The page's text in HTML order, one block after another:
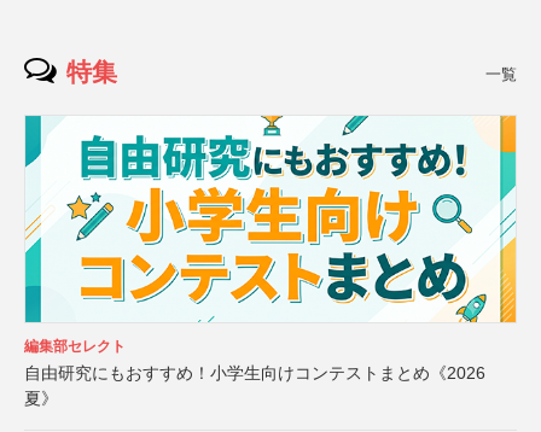
特集 一覧
編集部セレクト
自由研究にもおすすめ！小学生向けコンテストまとめ《2026
夏》